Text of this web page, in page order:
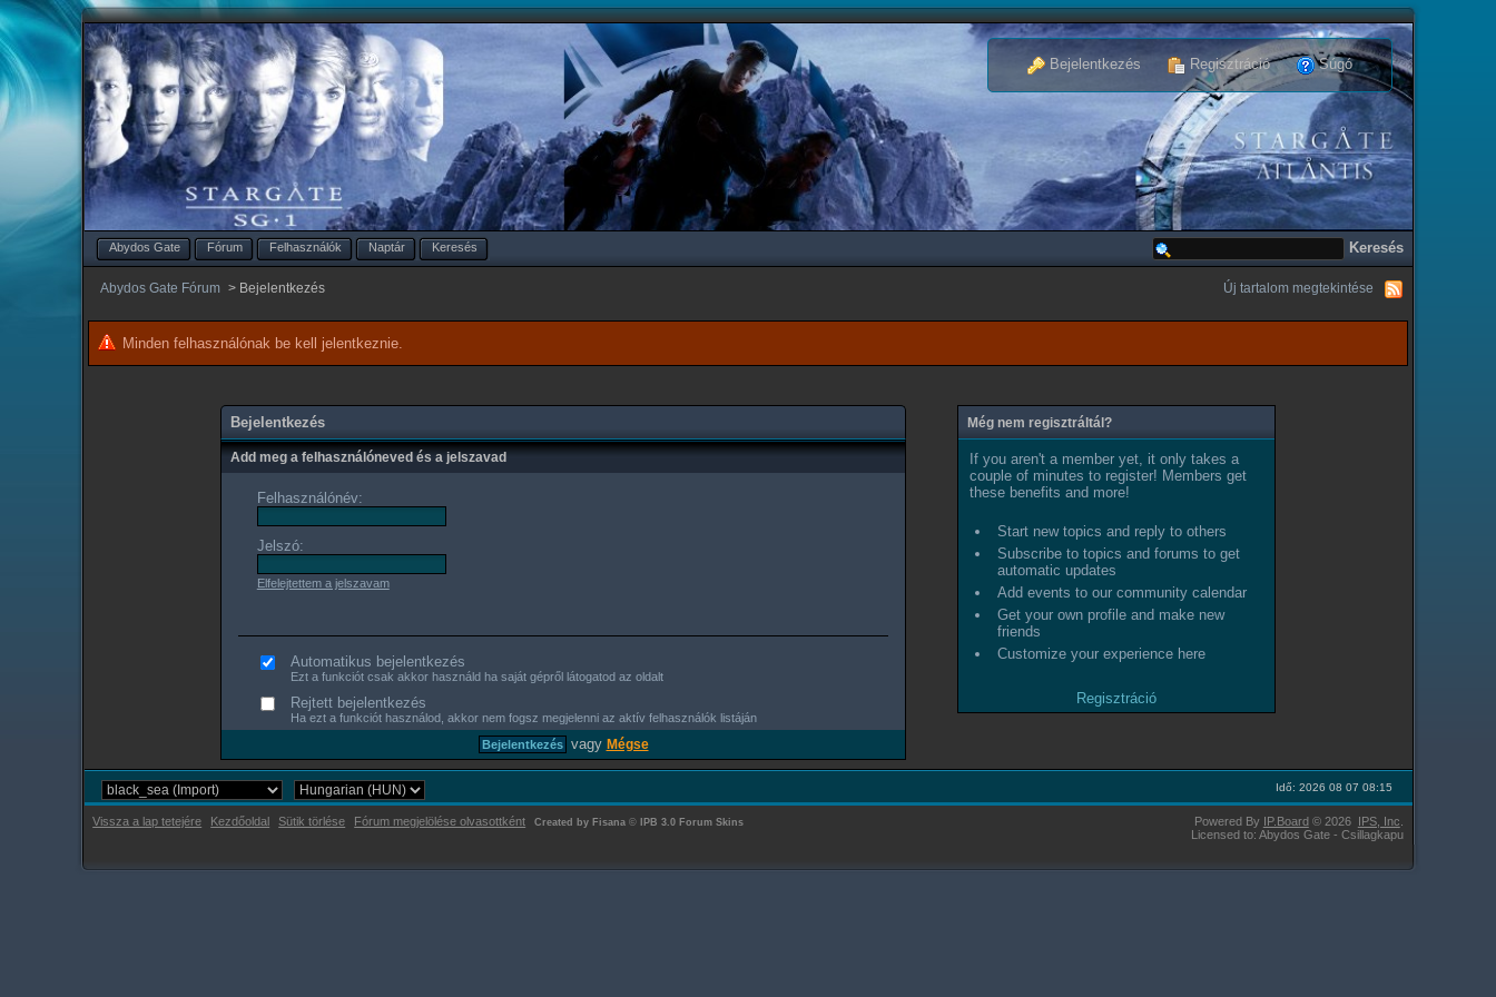
Bejelentkezés Regisztráció Súgó
Abydos Gate Fórum Felhasználók Naptár Keresés
Abydos Gate Fórum > Bejelentkezés Új tartalom megtekintése
Minden felhasználónak be kell jelentkeznie.
Bejelentkezés
Add meg a felhasználóneved és a jelszavad
Felhasználónév:
Jelszó:
Elfelejtettem a jelszavam
Automatikus bejelentkezés
Ezt a funkciót csak akkor használd ha saját gépről látogatod az oldalt
Rejtett bejelentkezés
Ha ezt a funkciót használod, akkor nem fogsz megjelenni az aktív felhasználók listáján
vagy Mégse
Még nem regisztráltál?
If you aren't a member yet, it only takes a
couple of minutes to register! Members get
these benefits and more!
Start new topics and reply to others
Subscribe to topics and forums to get
automatic updates
Add events to our community calendar
Get your own profile and make new
friends
Customize your experience here
Regisztráció
Idő: 2026 08 07 08:15
Vissza a lap tetejére Kezdőoldal Sütik törlése Fórum megjelölése olvasottként Powered By IP.Board © 2026 IPS, Inc.
Licensed to: Abydos Gate - Csillagkapu
Created by Fisana © IPB 3.0 Forum Skins